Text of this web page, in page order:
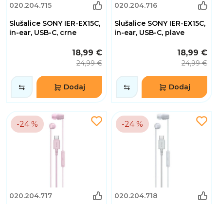
020.204.715
Slušalice SONY IER-EX15C,
in-ear, USB-C, crne
18,99 €
24,99 €
Dodaj
020.204.716
Slušalice SONY IER-EX15C,
in-ear, USB-C, plave
18,99 €
24,99 €
Dodaj
-24 %
020.204.717
-24 %
020.204.718